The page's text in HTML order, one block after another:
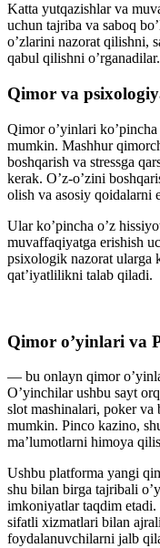
Katta yutqazishlar va
uchun tajriba va saboq
o’zlarini nazorat qilishni,
qabul qilishni o’rganadilar.
Qimor va
Qimor o’yinlari
mumkin. Mashhur
boshqarish va stressga
kerak. O’z-o’zini
olish va asosiy qoidalarni
Ular ko’pincha o’z
muvaffaqiyatga erishish
psixologik nazorat ularga
qat’iyatlilikni talab qiladi.
Qimor o’yinlari va
— bu onlayn qimor
O’yinchilar ushbu sayt
slot mashinalari, poker va
mumkin. Pinco kazino,
ma’lumotlarni himoya
Ushbu platforma yangi
shu bilan birga tajribali
imkoniyatlar taqdim
sifatli xizmatlari bilan
foydalanuvchilarni jalb